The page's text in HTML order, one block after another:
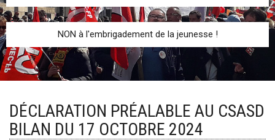
NON à l'embrigadement de la jeunesse !
DÉCLARATION PRÉALABLE AU CSASD
BILAN DU 17 OCTOBRE 2024